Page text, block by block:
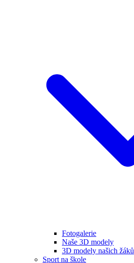
Fotogalerie
Naše 3D modely
3D modely našich žáků
Sport na škole